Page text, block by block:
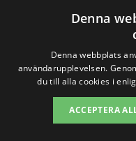
Sök efter
Denna
Denna webbplats
användarupplevelsen.
du till alla cookies i
ACCEPTERA